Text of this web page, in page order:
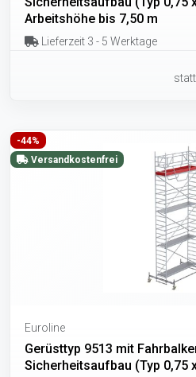
Arbeitshöhe bis 7,50 m
Lieferzeit 3 - 5 Werktage
statt
-44%
Versandkostenfrei
Euroline
Gerüsttyp 9513 mit
Sicherheitsaufbau (Typ 0,75